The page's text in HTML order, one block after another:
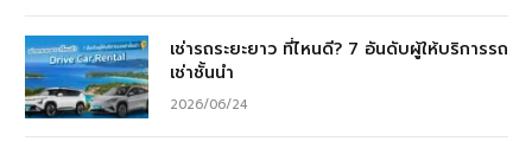
เช่ารถระยะยาว ที่ไหนดี? 7 อันดับผู้ให้บริการรถ
เช่าชั้นนำ
2026/06/24